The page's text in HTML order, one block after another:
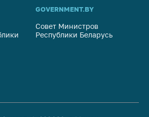
и
GOVERNMENT.BY
Совет Министров
Республики Беларусь